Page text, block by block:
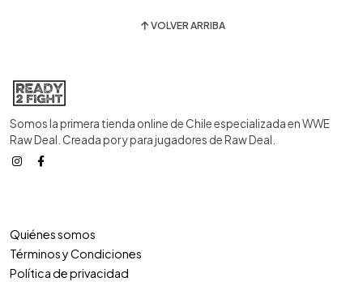
VOLVER ARRIBA
Somos la primera tienda online de Chile especializada en WWE
Raw Deal. Creada por y para jugadores de Raw Deal.
Quiénes somos
Términos y Condiciones
Política de privacidad